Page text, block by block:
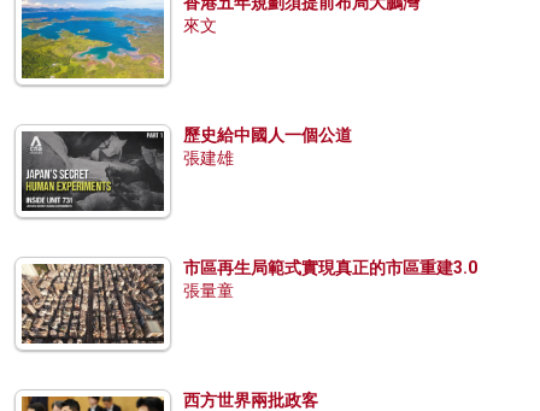
來文
歷史給中國人一個公道
張建雄
市區再生局範式實現真正的市區重建3.0
張量童
西方世界兩批政客